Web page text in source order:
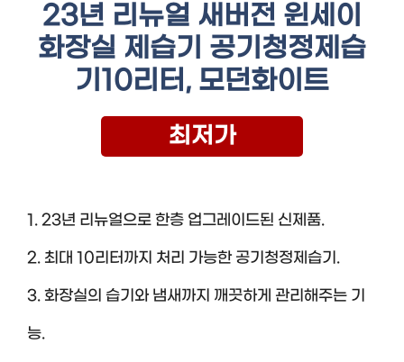
23년 리뉴얼 새버전 윈세이
화장실 제습기 공기청정제습
기10리터, 모던화이트
최저가
1. 23년 리뉴얼으로 한층 업그레이드된 신제품.
2. 최대 10리터까지 처리 가능한 공기청정제습기.
3. 화장실의 습기와 냄새까지 깨끗하게 관리해주는 기
능.